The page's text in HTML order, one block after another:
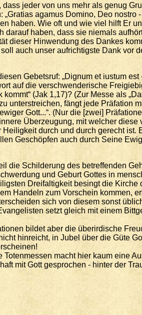
dass jeder von uns mehr als genug
„Gratias agamus Domino, Deo
haben. Wie oft und wie viel hilft Er
darauf haben, dass sie niemals
dieser Hinwendung des Dankes
auch unser aufrichtigste Dank vor
Gebetsruf: „Dignum et iustum
auf die verschwenderische
(Jak 1,17)? (Zur Messe als
unterstreichen, fängt jede Präfation
Gott...“. (Nur die [zwei]
Überzeugung, mit welcher
durch und durch gerecht
Geschöpfen auch durch Seine
die Schilderung des betreffenden
und Geburt Gottes in
Dreifaltigkeit besingt die
Handeln zum Vorschein kommen,
sich von diesem sonst
setzt gleich mit einem
bildet aber die überirdische
hinreicht, in Jubel über die Güte
Totenmessen macht hier kaum eine
mit Gott gesprochen - hinter der